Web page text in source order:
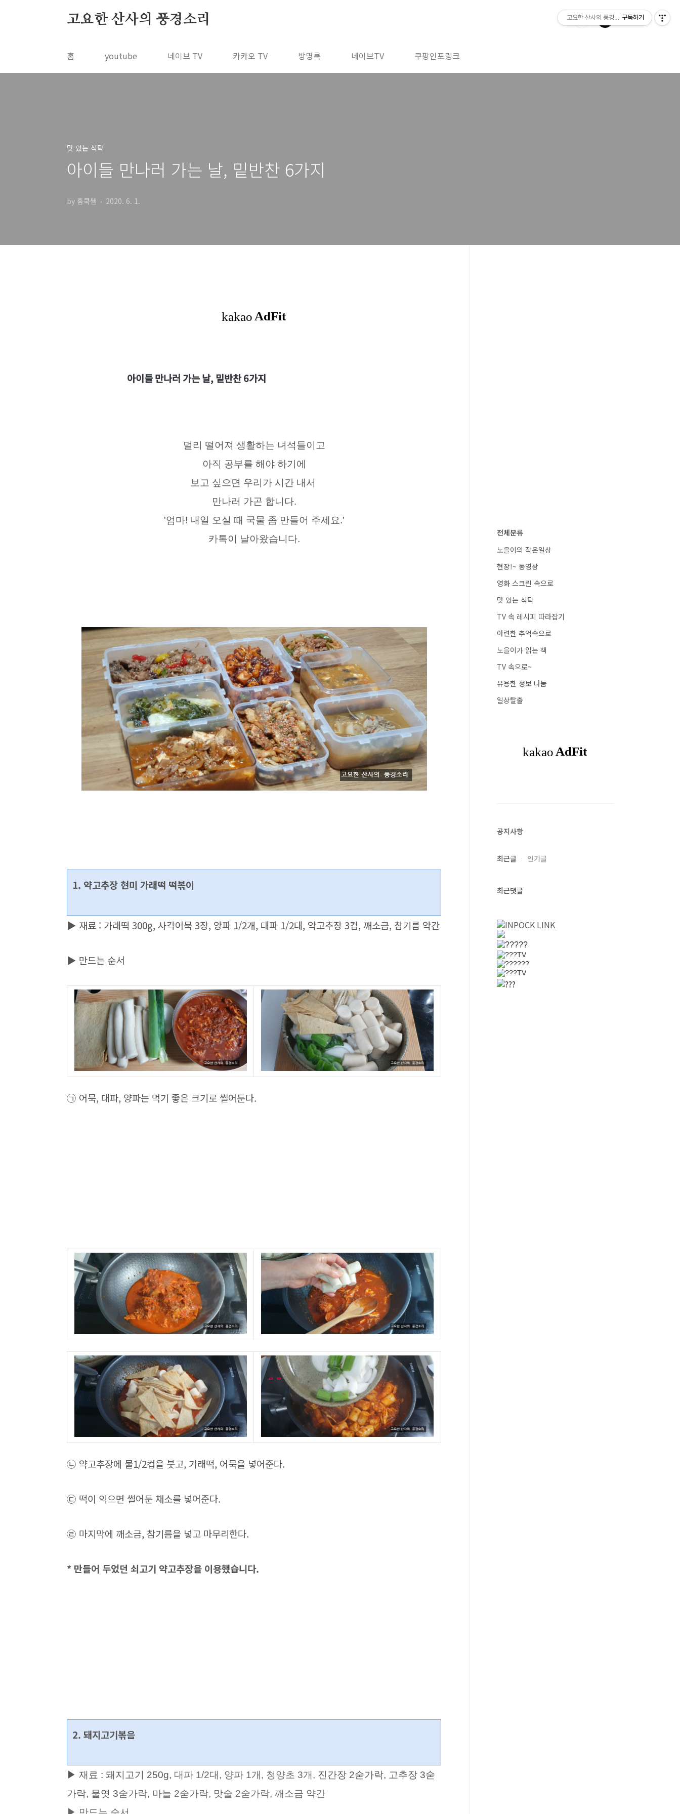
고요한 산사의 풍경소리
홈 youtube 네이브 TV 카카오 TV 방명록 네이브TV 쿠팡인포링크
맛 있는 식탁
아이들 만나러 가는 날, 밑반찬 6가지
by 홈쿡쌤 2020. 6. 1.
아이들 만나러 가는 날, 밑반찬 6가지
멀리 떨어져 생활하는 녀석들이고
아직 공부를 해야 하기에
보고 싶으면 우리가 시간 내서
만나러 가곤 합니다.
'엄마! 내일 오실 때 국물 좀 만들어 주세요.'
카톡이 날아왔습니다.
1. 약고추장 현미 가래떡 떡볶이
▶ 재료 : 가래떡 300g, 사각어묵 3장, 양파 1/2개, 대파 1/2대, 약고추장 3컵, 깨소금, 참기름 약간
▶ 만드는 순서
㉠ 어묵, 대파, 양파는 먹기 좋은 크기로 썰어둔다.
㉡ 약고추장에 물1/2컵을 붓고, 가래떡, 어묵을 넣어준다.
㉢ 떡이 익으면 썰어둔 채소를 넣어준다.
㉣ 마지막에 깨소금, 참기름을 넣고 마무리한다.
* 만들어 두었던 쇠고기 약고추장을 이용했습니다.
2. 돼지고기볶음
▶ 재료 : 돼지고기 250g, 대파 1/2대, 양파 1개, 청양초 3개, 진간장 2숟가락, 고추장 3숟
가락, 물엿 3숟가락, 마늘 2숟가락, 맛술 2숟가락, 깨소금 약간
전체분류
노을이의 작은일상
현장!~ 동영상
영화 스크린 속으로
맛 있는 식탁
TV 속 레시피 따라잡기
아련한 추억속으로
노을이가 읽는 책
TV 속으로~
유용한 정보 나눔
일상탈출
공지사항
최근글 인기글
최근댓글
고요한 산사의 풍경소리구독하기